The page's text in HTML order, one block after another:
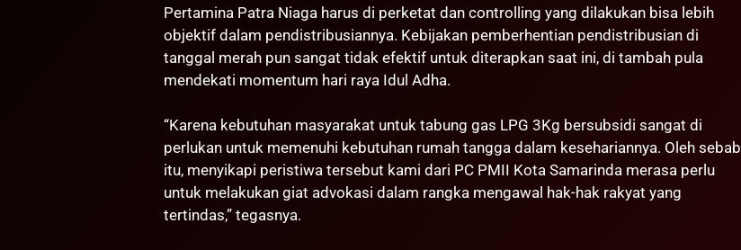
Pertamina Patra Niaga harus di perketat dan controlling yang dilakukan bisa lebih
objektif dalam pendistribusiannya. Kebijakan pemberhentian pendistribusian di
tanggal merah pun sangat tidak efektif untuk diterapkan saat ini, di tambah pula
mendekati momentum hari raya Idul Adha.
“Karena kebutuhan masyarakat untuk tabung gas LPG 3Kg bersubsidi sangat di
perlukan untuk memenuhi kebutuhan rumah tangga dalam kesehariannya. Oleh sebab
itu, menyikapi peristiwa tersebut kami dari PC PMII Kota Samarinda merasa perlu
untuk melakukan giat advokasi dalam rangka mengawal hak-hak rakyat yang
tertindas,” tegasnya.